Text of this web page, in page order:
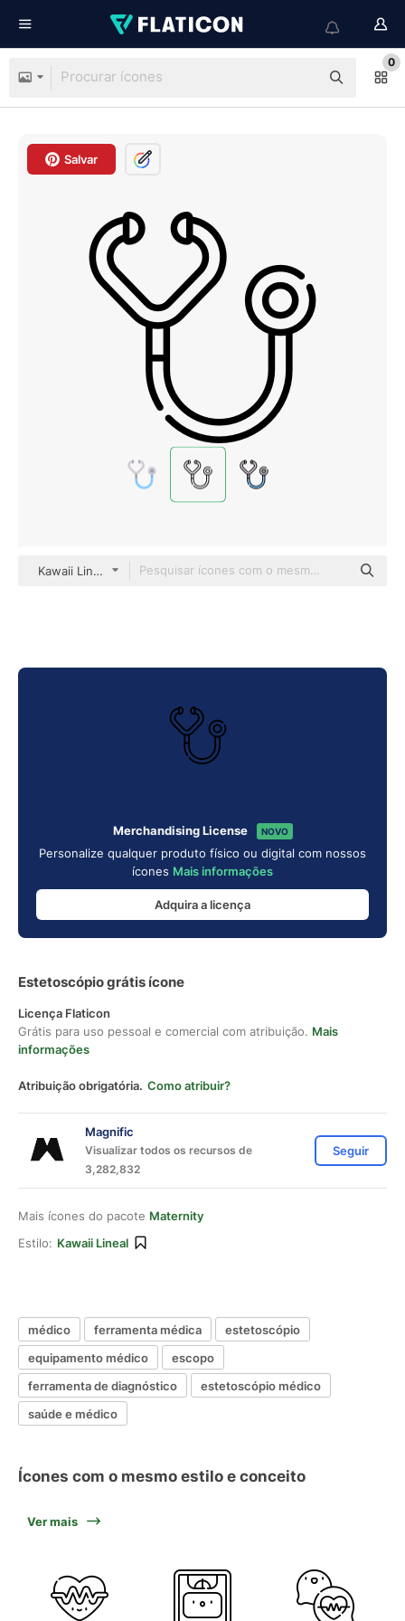
0
Salvar
Kawaii Lineal
Merchandising License NOVO
Personalize qualquer produto físico ou digital com nossos
ícones Mais informações
Adquira a licença
Estetoscópio grátis ícone
Licença Flaticon
Grátis para uso pessoal e comercial com atribuição. Mais
informações
Atribuição obrigatória. Como atribuir?
Magnific
Visualizar todos os recursos de
3,282,832
Seguir
Mais ícones do pacote Maternity
Estilo: Kawaii Lineal
médico ferramenta médica
estetoscópio
equipamento médico
escopo
ferramenta de diagnóstico
estetoscópio médico
saúde e médico
Ícones com o mesmo estilo e conceito
Ver mais